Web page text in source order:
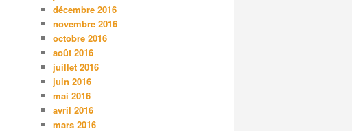
décembre 2016
novembre 2016
octobre 2016
août 2016
juillet 2016
juin 2016
mai 2016
avril 2016
mars 2016